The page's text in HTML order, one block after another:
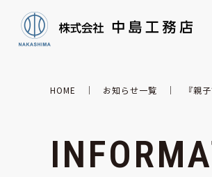
HOME ｜ お知らせ一覧 ｜ 『親子